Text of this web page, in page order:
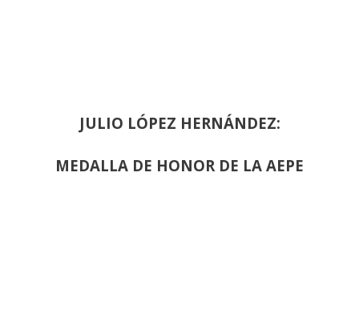
JULIO LÓPEZ HERNÁNDEZ:
MEDALLA DE HONOR DE LA AEPE